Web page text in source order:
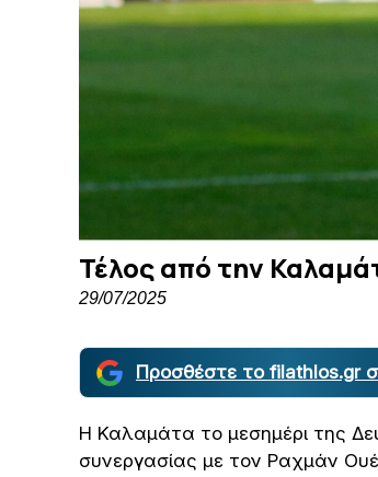
Τέλος από την
29/07/2025
Προσθέστε το filathlos.gr
Η Καλαμάτα το μεσημέρι της
συνεργασίας με τον Ραχμάν